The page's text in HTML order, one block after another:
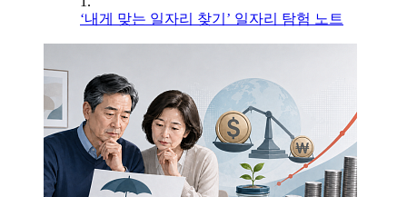
‘내게 맞는 일자리 찾기’ 일자리 탐험 노트